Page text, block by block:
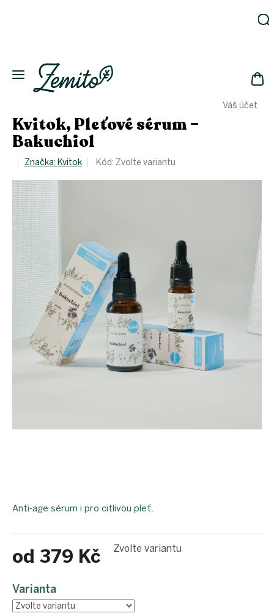
Váš účet
Eko
domácnost
Kosmetika
Eko
láhve
Akce
Zachraň
a ušetři
Novinky
Vánoce
Přihlášení
Kvitok, Pleťové sérum –
Bakuchiol
Značka: Kvitok Kód: Zvolte variantu
od 379 Kč
cena:
Zvolte variantu
Varianta
Anti-age sérum i pro citlivou pleť.